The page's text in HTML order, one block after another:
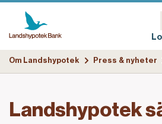
Om Landshypotek Press & nyheter
Landshypotek